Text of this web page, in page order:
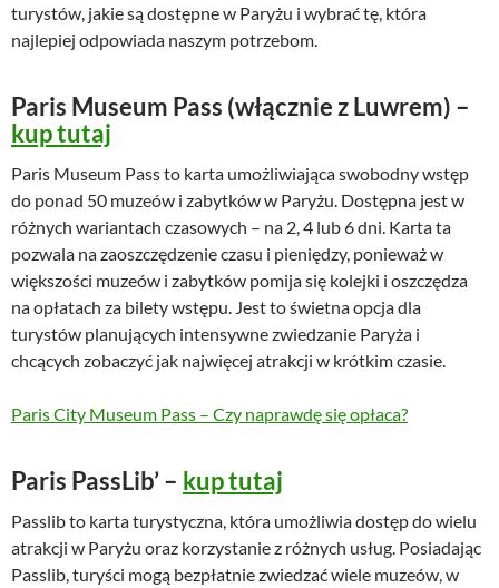
turystów, jakie są dostępne w Paryżu i wybrać tę, która
najlepiej odpowiada naszym potrzebom.
Paris Museum Pass (włącznie z Luwrem) –
kup tutaj
Paris Museum Pass to karta umożliwiająca swobodny wstęp
do ponad 50 muzeów i zabytków w Paryżu. Dostępna jest w
różnych wariantach czasowych – na 2, 4 lub 6 dni. Karta ta
pozwala na zaoszczędzenie czasu i pieniędzy, ponieważ w
większości muzeów i zabytków pomija się kolejki i oszczędza
na opłatach za bilety wstępu. Jest to świetna opcja dla
turystów planujących intensywne zwiedzanie Paryża i
chcących zobaczyć jak najwięcej atrakcji w krótkim czasie.
Paris City Museum Pass – Czy naprawdę się opłaca?
Paris PassLib’ – kup tutaj
Passlib to karta turystyczna, która umożliwia dostęp do wielu
atrakcji w Paryżu oraz korzystanie z różnych usług. Posiadając
Passlib, turyści mogą bezpłatnie zwiedzać wiele muzeów, w